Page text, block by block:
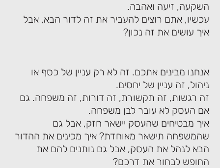
השקעה, זיעה ואהבה.
עכשיו, אתם רוצים להעביר את זה לדור הבא, אבל
איך עושים את זה נכון?
אנחנו מבינים אתכם. זה לא רק עניין של כסף או
ניהול, זה עניין של יחסים.
זה רגשות, זה תקשורת, זה דורות, זה משפחה. גם
אם העסק לא עובר לבן משפחה.
איך מבטיחים שהעסק יישאר חזק, אבל גם
שהמשפחה תישאר מאוחדת? איך מכינים את ההדור
הבא לנהל את העסק, אבל גם נותנים להם את
החופש לבחור את דרכם?